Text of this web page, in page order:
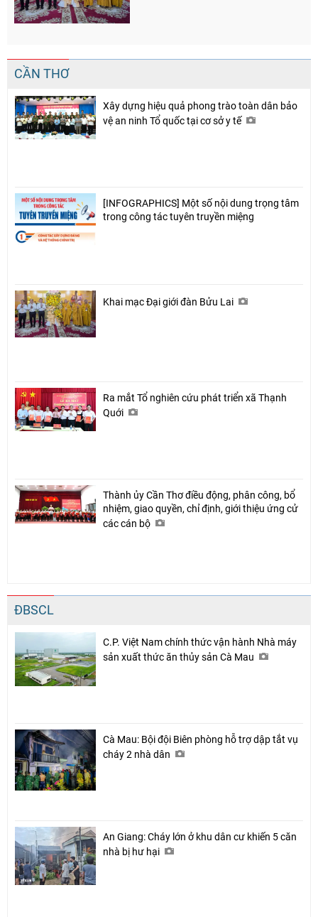
CẦN THƠ
Xây dựng hiệu quả phong trào toàn dân bảo
vệ an ninh Tổ quốc tại cơ sở y tế
[INFOGRAPHICS] Một số nội dung trọng tâm
trong công tác tuyên truyền miệng
Khai mạc Đại giới đàn Bửu Lai
Ra mắt Tổ nghiên cứu phát triển xã Thạnh
Quới
Thành ủy Cần Thơ điều động, phân công, bổ
nhiệm, giao quyền, chỉ định, giới thiệu ứng cử
các cán bộ
ĐBSCL
C.P. Việt Nam chính thức vận hành Nhà máy
sản xuất thức ăn thủy sản Cà Mau
Cà Mau: Bội đội Biên phòng hỗ trợ dập tắt vụ
cháy 2 nhà dân
An Giang: Cháy lớn ở khu dân cư khiến 5 căn
nhà bị hư hại